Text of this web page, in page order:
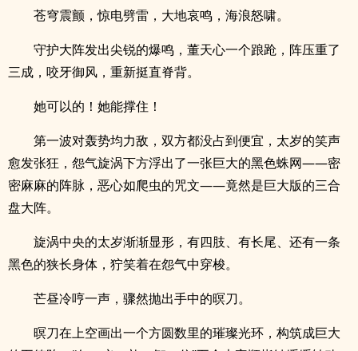
苍穹震颤，惊电劈雷，大地哀鸣，海浪怒啸。
守护大阵发出尖锐的爆鸣，董天心一个踉跄，阵压重了
三成，咬牙御风，重新挺直脊背。
她可以的！她能撑住！
第一波对轰势均力敌，双方都没占到便宜，太岁的笑声
愈发张狂，怨气旋涡下方浮出了一张巨大的黑色蛛网——密
密麻麻的阵脉，恶心如爬虫的咒文——竟然是巨大版的三合
盘大阵。
旋涡中央的太岁渐渐显形，有四肢、有长尾、还有一条
黑色的狭长身体，狞笑着在怨气中穿梭。
芒昼冷哼一声，骤然抛出手中的暝刀。
暝刀在上空画出一个方圆数里的璀璨光环，构筑成巨大